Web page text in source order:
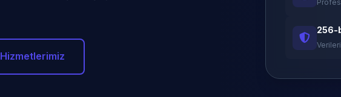
Hizmetlerimiz
256-